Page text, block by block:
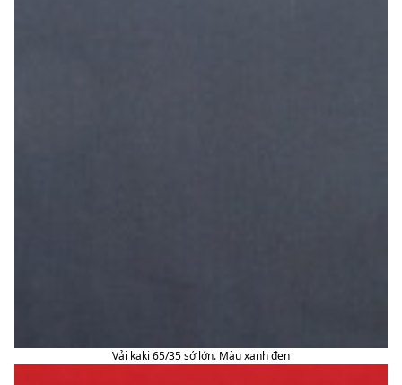
Vải kaki 65/35 sớ lớn. Màu xanh đen